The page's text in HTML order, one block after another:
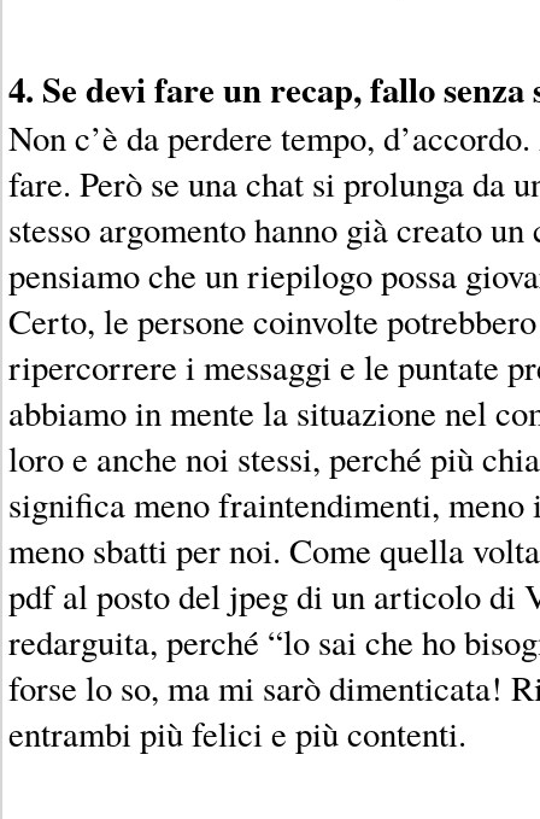
4. Se devi fare un recap, fallo senza
Non c’è da perdere tempo,
fare. Però se una chat si prolunga da
stesso argomento hanno già creato
pensiamo che un riepilogo possa
Certo, le persone coinvolte
ripercorrere i messaggi e le puntate
abbiamo in mente la situazione nel
loro e anche noi stessi, perché più
significa meno fraintendimenti, meno
meno sbatti per noi. Come quella
pdf al posto del jpeg di un articolo di
redarguita, perché “lo sai che ho
forse lo so, ma mi sarò dimenticata!
entrambi più felici e più contenti.